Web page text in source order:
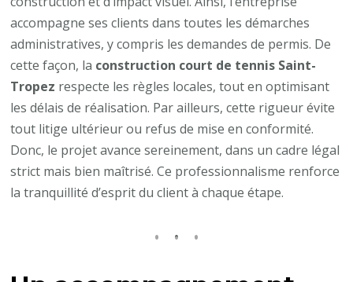
accompagne ses clients dans toutes les démarches
administratives, y compris les demandes de permis. De
cette façon, la construction court de tennis Saint-
Tropez respecte les règles locales, tout en optimisant
les délais de réalisation. Par ailleurs, cette rigueur évite
tout litige ultérieur ou refus de mise en conformité.
Donc, le projet avance sereinement, dans un cadre légal
strict mais bien maîtrisé. Ce professionnalisme renforce
la tranquillité d’esprit du client à chaque étape.